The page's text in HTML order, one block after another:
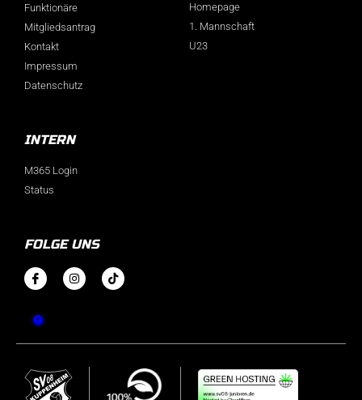
Funktionäre
Mitgliedsantrag
Kontakt
Impressum
Datenschutz
Homepage
1. Mannschaft
U23
INTERN
M365 Login
Status
FOLGE UNS